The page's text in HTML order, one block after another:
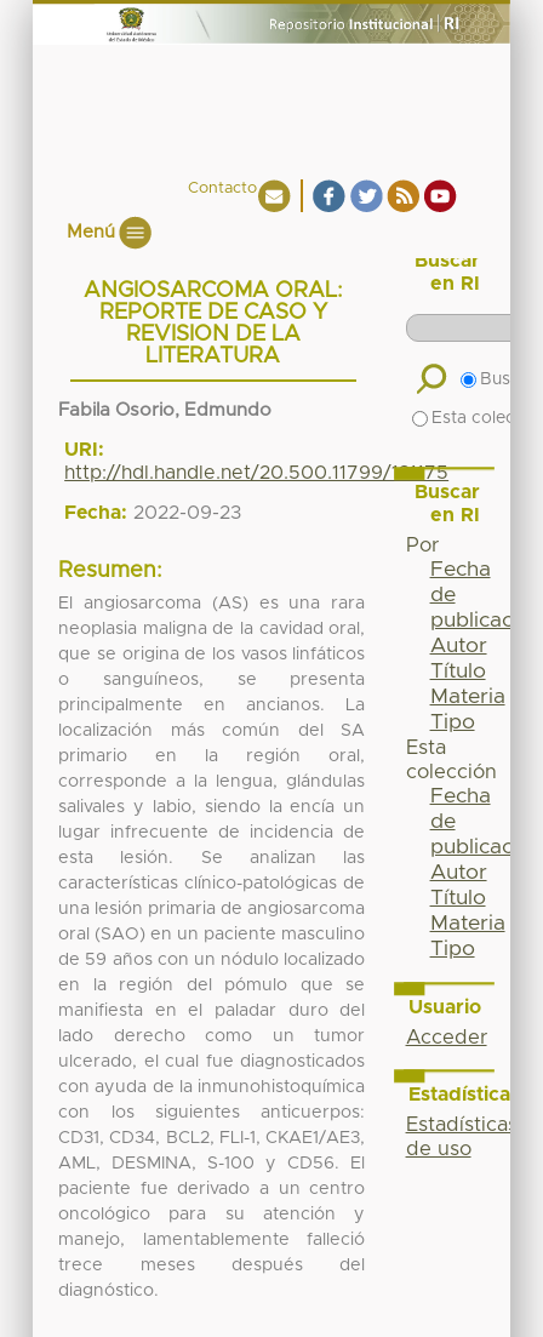
Contacto
Menú
ANGIOSARCOMA ORAL:
REPORTE DE CASO Y
REVISION DE LA
LITERATURA
Fabila Osorio, Edmundo
URI:
http://hdl.handle.net/20.500.11799/131175
Fecha: 2022-09-23
Resumen:
El angiosarcoma (AS) es una rara
neoplasia maligna de la cavidad oral,
que se origina de los vasos linfáticos
o sanguíneos, se presenta
principalmente en ancianos. La
localización más común del SA
primario en la región oral,
corresponde a la lengua, glándulas
salivales y labio, siendo la encía un
lugar infrecuente de incidencia de
esta lesión. Se analizan las
características clínico-patológicas de
una lesión primaria de angiosarcoma
oral (SAO) en un paciente masculino
de 59 años con un nódulo localizado
en la región del pómulo que se
manifiesta en el paladar duro del
lado derecho como un tumor
ulcerado, el cual fue diagnosticados
con ayuda de la inmunohistoquímica
con los siguientes anticuerpos:
CD31, CD34, BCL2, FLI-1, CKAE1/AE3,
AML, DESMINA, S-100 y CD56. El
paciente fue derivado a un centro
oncológico para su atención y
manejo, lamentablemente falleció
trece meses después del
diagnóstico.
Buscar
en RI
Buscar
Esta
Buscar
en RI
Por
Fecha
de
publicación
Autor
Título
Materia
Tipo
Esta
colección
Fecha
de
publicación
Autor
Título
Materia
Tipo
Usuario
Acceder
Estadísticas
Estadísticas
de uso